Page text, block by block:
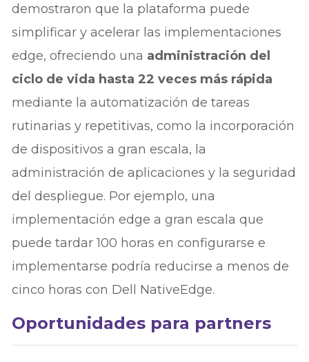
demostraron que la plataforma puede
simplificar y acelerar las implementaciones
edge, ofreciendo una administración del
ciclo de vida hasta 22 veces más rápida
mediante la automatización de tareas
rutinarias y repetitivas, como la incorporación
de dispositivos a gran escala, la
administración de aplicaciones y la seguridad
del despliegue. Por ejemplo, una
implementación edge a gran escala que
puede tardar 100 horas en configurarse e
implementarse podría reducirse a menos de
cinco horas con Dell NativeEdge.
Oportunidades para partners